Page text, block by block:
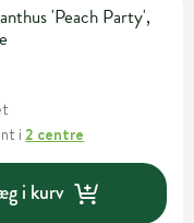
'Peach Party',
i2 centre
i kurv